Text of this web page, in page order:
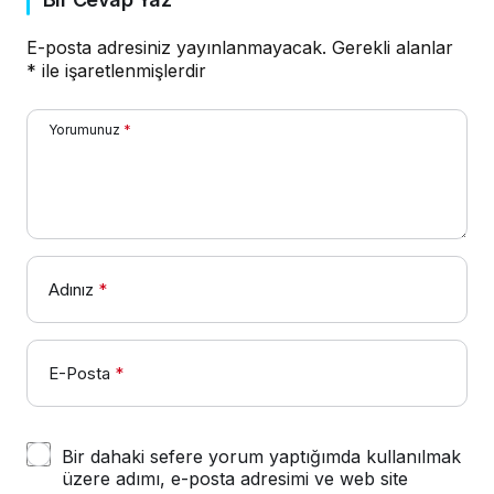
E-posta adresiniz yayınlanmayacak. Gerekli alanlar
* ile işaretlenmişlerdir
Yorumunuz *
Adınız *
E-Posta *
Bir dahaki sefere yorum yaptığımda kullanılmak
üzere adımı, e-posta adresimi ve web site